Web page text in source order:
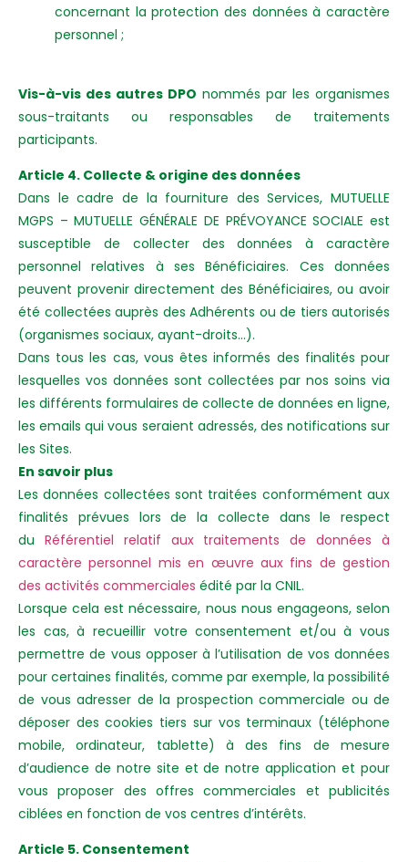
concernant la protection des données à caractère
personnel ;
Vis-à-vis des autres DPO nommés par les organismes
sous-traitants ou responsables de traitements
participants.
Article 4. Collecte & origine des données
Dans le cadre de la fourniture des Services, MUTUELLE
MGPS – MUTUELLE GÉNÉRALE DE PRÉVOYANCE SOCIALE est
susceptible de collecter des données à caractère
personnel relatives à ses Bénéficiaires. Ces données
peuvent provenir directement des Bénéficiaires, ou avoir
été collectées auprès des Adhérents ou de tiers autorisés
(organismes sociaux, ayant-droits…).
Dans tous les cas, vous êtes informés des finalités pour
lesquelles vos données sont collectées par nos soins via
les différents formulaires de collecte de données en ligne,
les emails qui vous seraient adressés, des notifications sur
les Sites.
En savoir plus
Les données collectées sont traitées conformément aux
finalités prévues lors de la collecte dans le respect
du Référentiel relatif aux traitements de données à
caractère personnel mis en œuvre aux fins de gestion
des activités commerciales édité par la CNIL.
Lorsque cela est nécessaire, nous nous engageons, selon
les cas, à recueillir votre consentement et/ou à vous
permettre de vous opposer à l’utilisation de vos données
pour certaines finalités, comme par exemple, la possibilité
de vous adresser de la prospection commerciale ou de
déposer des cookies tiers sur vos terminaux (téléphone
mobile, ordinateur, tablette) à des fins de mesure
d’audience de notre site et de notre application et pour
vous proposer des offres commerciales et publicités
ciblées en fonction de vos centres d’intérêts.
Article 5. Consentement